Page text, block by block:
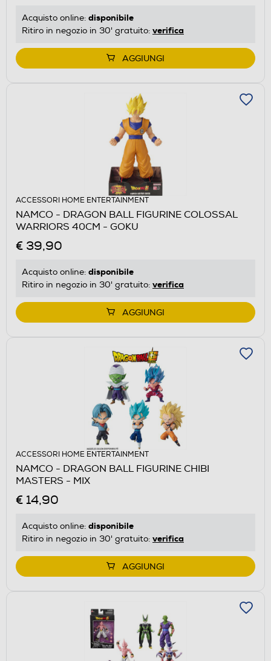
Acquisto online: disponibile
Ritiro in negozio in 30' gratuito: verifica
AGGIUNGI
ACCESSORI HOME ENTERTAINMENT
NAMCO - DRAGON BALL FIGURINE COLOSSAL
WARRIORS 40CM - GOKU
€ 39,90
Acquisto online: disponibile
Ritiro in negozio in 30' gratuito: verifica
AGGIUNGI
ACCESSORI HOME ENTERTAINMENT
NAMCO - DRAGON BALL FIGURINE CHIBI
MASTERS - MIX
€ 14,90
Acquisto online: disponibile
Ritiro in negozio in 30' gratuito: verifica
AGGIUNGI